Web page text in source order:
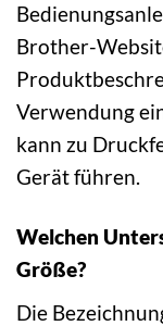
Brother-
Verwendung
kann zu
Gerät führen.
Welchen
Größe?
Die